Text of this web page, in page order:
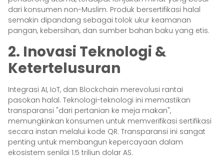
dari konsumen non-Muslim. Produk bersertifikasi halal
semakin dipandang sebagai tolok ukur keamanan
pangan, kebersihan, dan sumber bahan baku yang etis.
2. Inovasi Teknologi &
Ketertelusuran
Integrasi AI, IoT, dan Blockchain merevolusi rantai
pasokan halal. Teknologi-teknologi ini memastikan
transparansi "dari pertanian ke meja makan",
memungkinkan konsumen untuk memverifikasi sertifikasi
secara instan melalui kode QR. Transparansi ini sangat
penting untuk membangun kepercayaan dalam
ekosistem senilai 1.5 triliun dolar AS.